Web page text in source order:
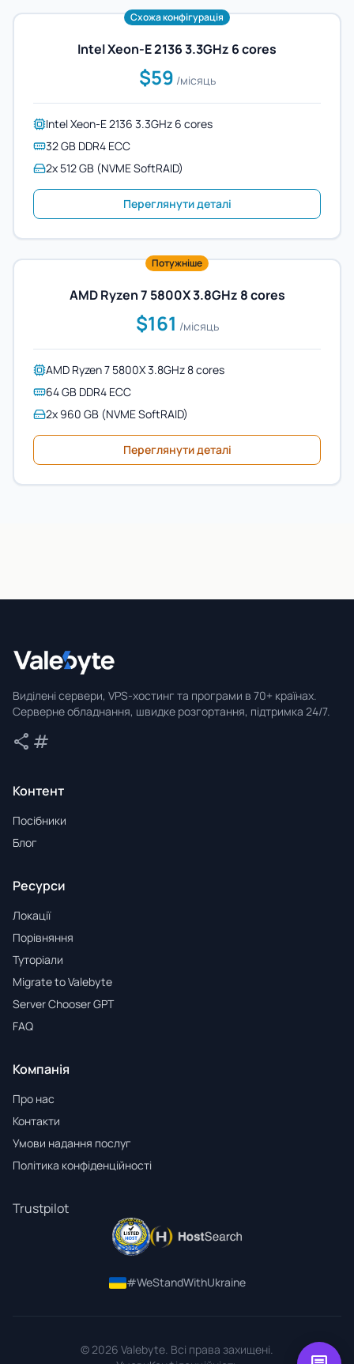
Схожа конфігурація
Intel Xeon-E 2136 3.3GHz 6 cores
$59 /місяць
Intel Xeon-E 2136 3.3GHz 6 cores
32 GB DDR4 ECC
2x 512 GB (NVME SoftRAID)
Переглянути деталі
Потужніше
AMD Ryzen 7 5800X 3.8GHz 8 cores
$161 /місяць
AMD Ryzen 7 5800X 3.8GHz 8 cores
64 GB DDR4 ECC
2x 960 GB (NVME SoftRAID)
Переглянути деталі
Виділені сервери, VPS-хостинг та програми в 70+ країнах.
Серверне обладнання, швидке розгортання, підтримка 24/7.
share Поділитися
tag
Контент
Посібники
Блог
Ресурси
Локації
Порівняння
Туторіали
Migrate to Valebyte
Server Chooser GPT
FAQ
Компанія
Про нас
Контакти
Умови надання послуг
Політика конфіденційності
Trustpilot
#WeStandWithUkraine
© 2026 Valebyte. Всі права захищені.